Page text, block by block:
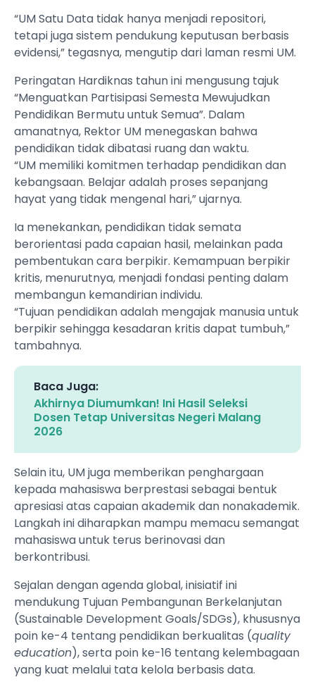
“UM Satu Data tidak hanya menjadi repositori,
tetapi juga sistem pendukung keputusan berbasis
evidensi,” tegasnya, mengutip dari laman resmi UM.
Peringatan Hardiknas tahun ini mengusung tajuk
“Menguatkan Partisipasi Semesta Mewujudkan
Pendidikan Bermutu untuk Semua”. Dalam
amanatnya, Rektor UM menegaskan bahwa
pendidikan tidak dibatasi ruang dan waktu.
“UM memiliki komitmen terhadap pendidikan dan
kebangsaan. Belajar adalah proses sepanjang
hayat yang tidak mengenal hari,” ujarnya.
Ia menekankan, pendidikan tidak semata
berorientasi pada capaian hasil, melainkan pada
pembentukan cara berpikir. Kemampuan berpikir
kritis, menurutnya, menjadi fondasi penting dalam
membangun kemandirian individu.
“Tujuan pendidikan adalah mengajak manusia untuk
berpikir sehingga kesadaran kritis dapat tumbuh,”
tambahnya.
Baca Juga:
Akhirnya Diumumkan! Ini Hasil Seleksi
Dosen Tetap Universitas Negeri Malang
2026
Selain itu, UM juga memberikan penghargaan
kepada mahasiswa berprestasi sebagai bentuk
apresiasi atas capaian akademik dan nonakademik.
Langkah ini diharapkan mampu memacu semangat
mahasiswa untuk terus berinovasi dan
berkontribusi.
Sejalan dengan agenda global, inisiatif ini
mendukung Tujuan Pembangunan Berkelanjutan
(Sustainable Development Goals/SDGs), khususnya
poin ke-4 tentang pendidikan berkualitas (quality
education), serta poin ke-16 tentang kelembagaan
yang kuat melalui tata kelola berbasis data.